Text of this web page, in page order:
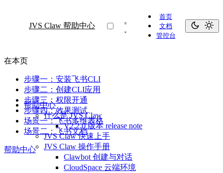
JVS Claw 帮助中心
首页
文档
管控台
帮助中心
什么是 JVS Claw
V2.2.0 版本 release note
JVS Claw 快速上手
JVS Claw 操作手册
Clawbot 创建与对话
CloudSpace 云端环境
在本页
步骤一：安装飞书CLI
步骤二：创建CLI应用
步骤三：权限开通
步骤四：效果测试
场景一：飞书多维表格
场景二：飞书文档
帮助中心